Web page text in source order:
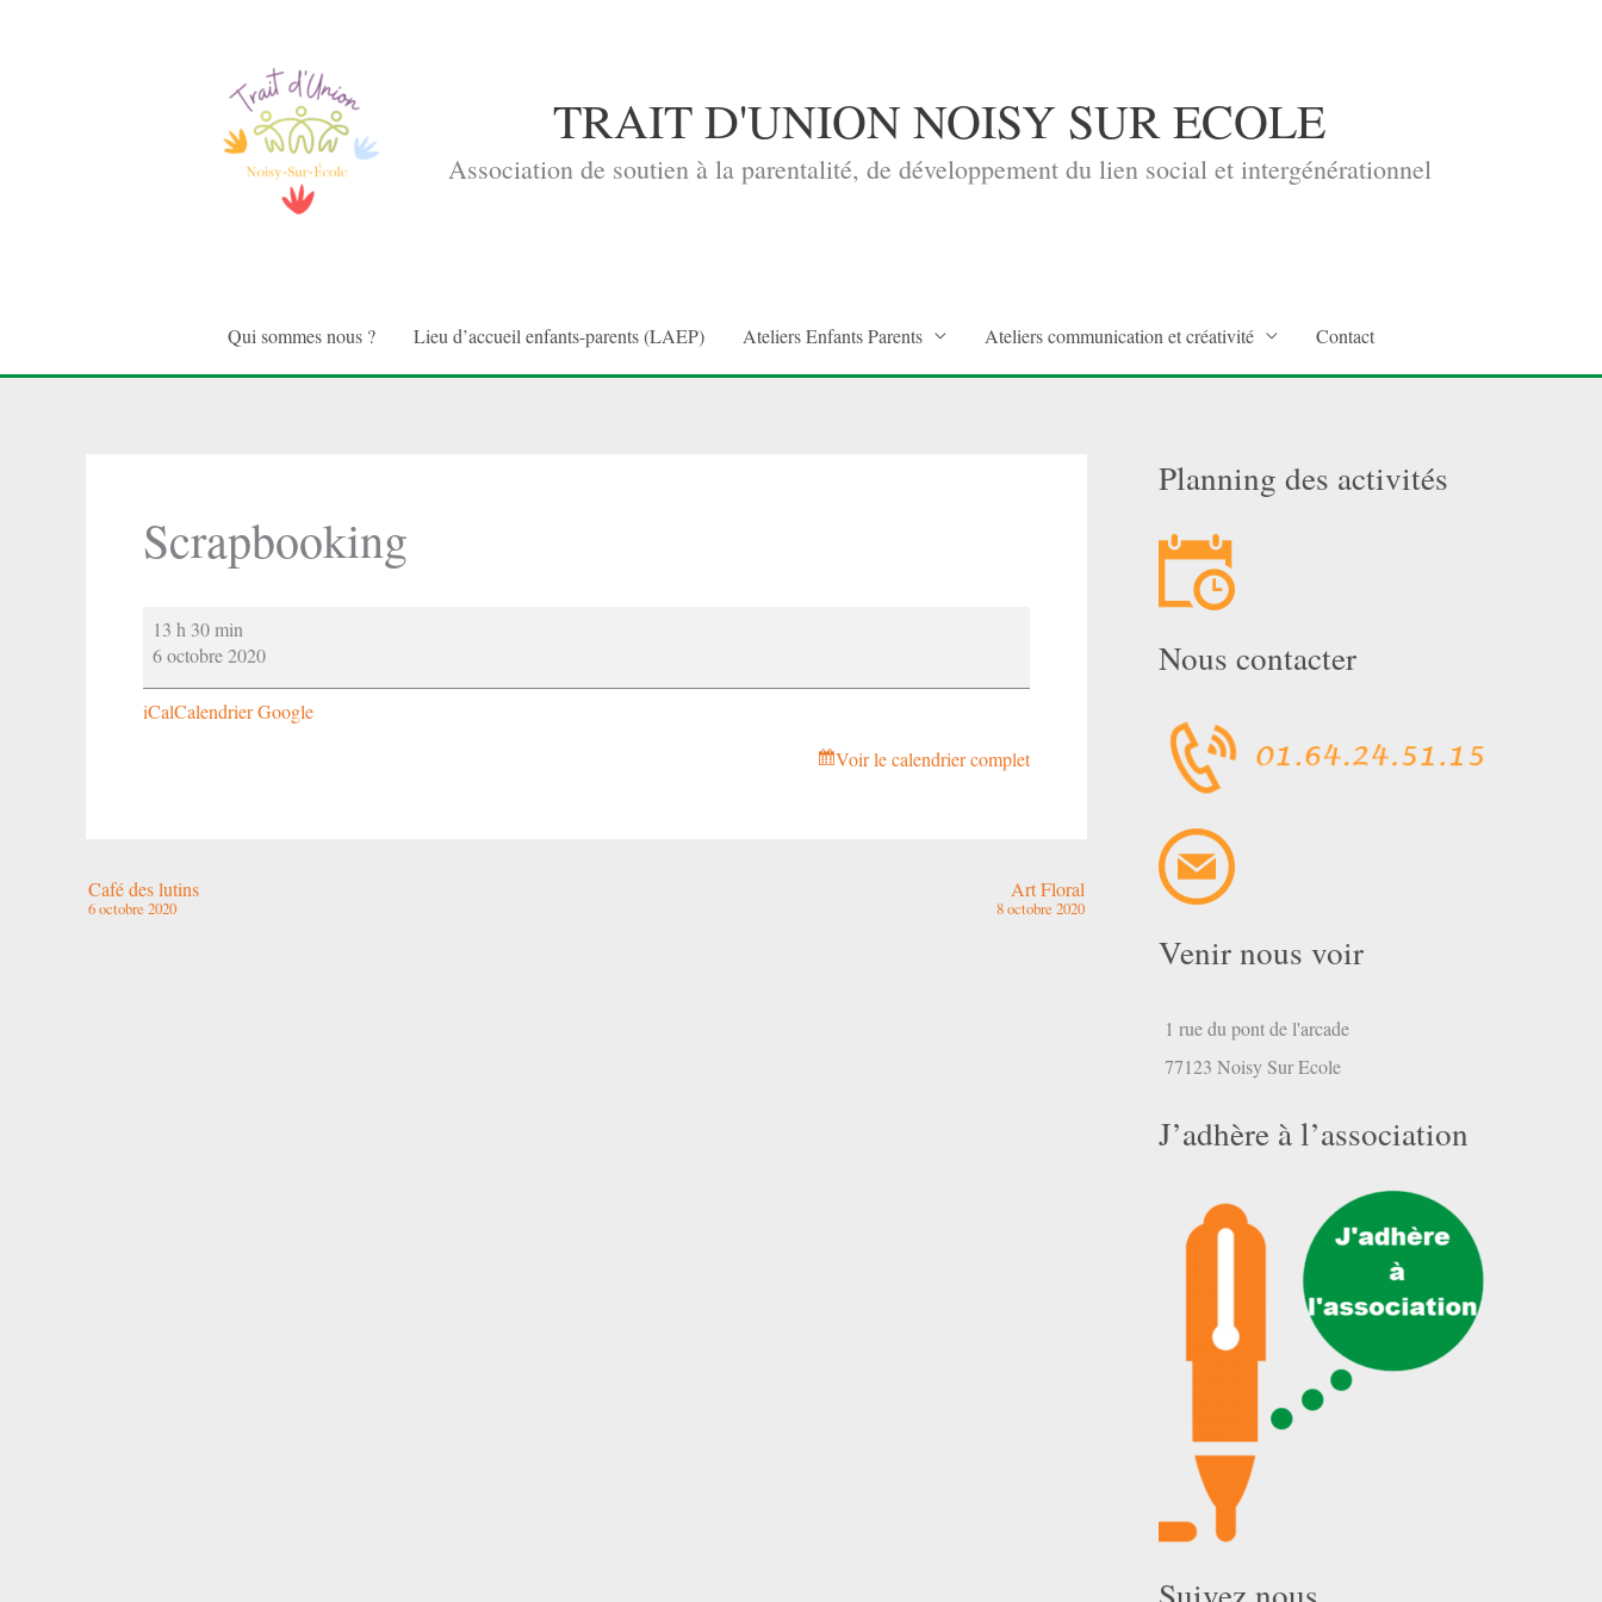
TRAIT D'UNION NOISY SUR ECOLE
Association de soutien à la parentalité, de développement du lien social et intergénérationnel
Qui sommes nous ? Lieu d’accueil enfants-parents (LAEP) Ateliers Enfants Parents Ateliers communication et créativité Contact
Scrapbooking
Scrapbooking
13 h 30 min
6 octobre 2020
iCalCalendrier Google
Voir le calendrier complet
Café des lutins
6 octobre 2020
Art Floral
8 octobre 2020
Planning des activités
Nous contacter
Venir nous voir
1 rue du pont de l'arcade
77123 Noisy Sur Ecole
J’adhère à l’association